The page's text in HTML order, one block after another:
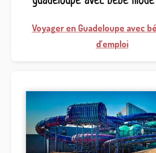
Voyager en Guadeloupe avec
d’emploi